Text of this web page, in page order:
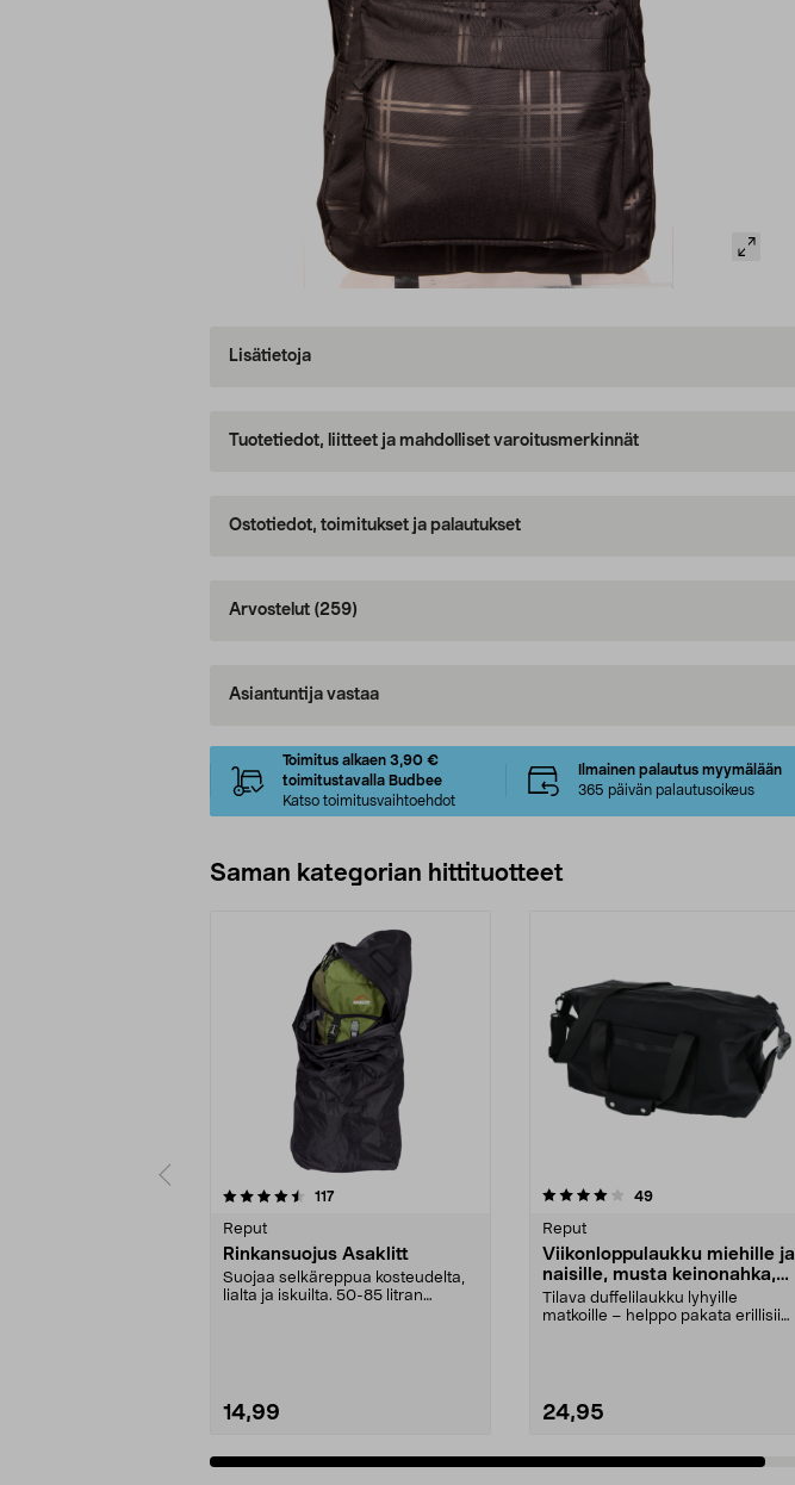
Lisätietoja
Tuotetiedot, liitteet ja mahdolliset varoitusmerkinnät
Ostotiedot, toimitukset ja palautukset
Arvostelut (259)
Asiantuntija vastaa
Toimitus alkaen 3,90 €
toimitustavalla Budbee
Katso toimitusvaihtoehdot
Ilmainen palautus myymälään
365 päivän palautusoikeus
Saman kategorian hittituotteet
117arvostelut
Reput
Rinkansuojus Asaklitt
Suojaa selkäreppua kosteudelta,
lialta ja iskuilta. 50-85 litran
14,99
4.0 viidestä
49arvostelut
Reput
Viikonloppulaukku miehille ja
naisille, musta keinonahka,
40 l
Tilava duffelilaukku lyhyille
matkoille – helppo pakata erillisiin
24,95
4.5 viidestä